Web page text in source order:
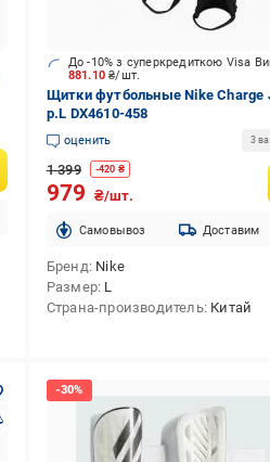
881.10₴/шт.
До -10% з суперкредиткою Visa
Щитки футбольные Nike Charge
р.L DX4610-458
оценить 3
1 399 -420 ₴
979 ₴/шт.
Cамовывоз Доставим
Бренд Nike
Размер L
Страна-производитель Китай